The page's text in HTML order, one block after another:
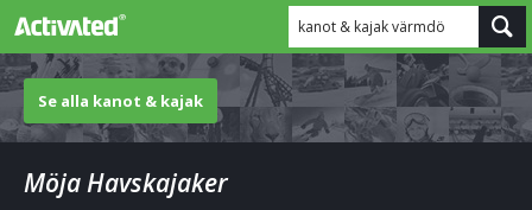
kanot & kajak värmdö
Se alla kanot & kajak
Möja Havskajaker